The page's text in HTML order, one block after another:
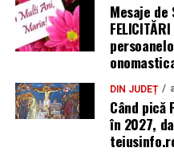
Mesaje de
DIN JUDEȚ
Când
în 2027,